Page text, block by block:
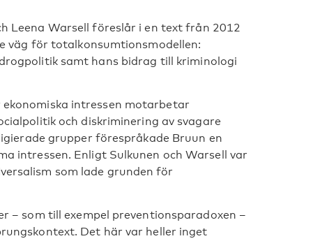
Leena Warsell föreslår i en text från 2012
väg för totalkonsumtionsmodellen:
samt hans bidrag till kriminologi
intressen motarbetar
och diskriminering av svagare
grupper förespråkade Bruun en
intressen. Enligt Sulkunen och Warsell var
som lade grunden för
– som till exempel preventionsparadoxen –
Det här var heller inget